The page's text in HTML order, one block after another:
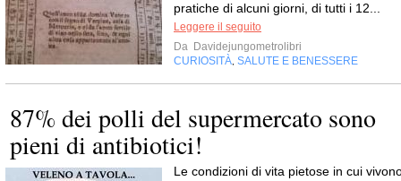
pratiche di alcuni giorni, di tutti i 12...
Leggere il seguito
Da Davidejungometrolibri
CURIOSITÀ SALUTE E BENESSERE
87% dei polli del supermercato sono
pieni di antibiotici!
Le condizioni di vita pietose in cui